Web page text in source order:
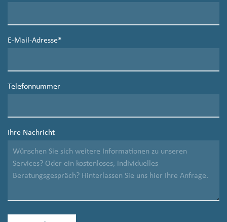
E-Mail-Adresse*
Telefonnummer
Ihre Nachricht